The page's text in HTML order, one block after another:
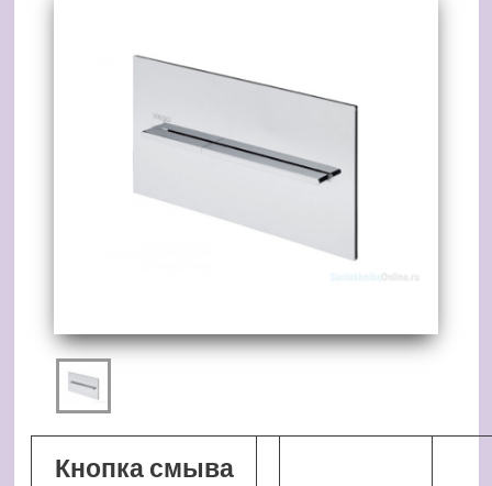
Кнопка смыва